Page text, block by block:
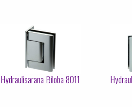
Hydraulisarana Biloba 8011